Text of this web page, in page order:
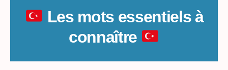
Les mots essentiels à
connaître